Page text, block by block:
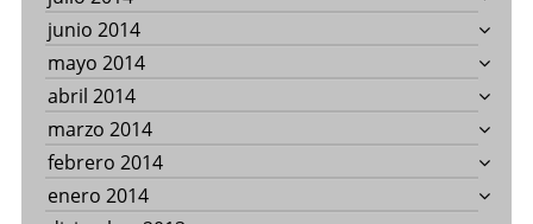
junio 2014
mayo 2014
abril 2014
marzo 2014
febrero 2014
enero 2014